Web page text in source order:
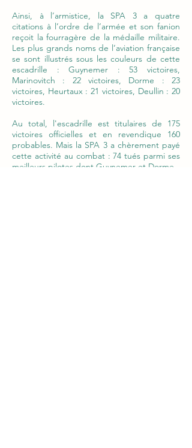
Ainsi, à l’armistice, la SPA 3 a quatre
citations à l’ordre de l’armée et son fanion
reçoit la fourragère de la médaille militaire.
Les plus grands noms de l’aviation française
se sont illustrés sous les couleurs de cette
escadrille : Guynemer : 53 victoires,
Marinovitch : 22 victoires, Dorme : 23
victoires, Heurtaux : 21 victoires, Deullin : 20
victoires.
Au total, l'escadrille est titulaires de 175
victoires officielles et en revendique 160
probables. Mais la SPA 3 a chèrement payé
cette activité au combat : 74 tués parmi ses
meilleurs pilotes dont Guynemer et Dorme.